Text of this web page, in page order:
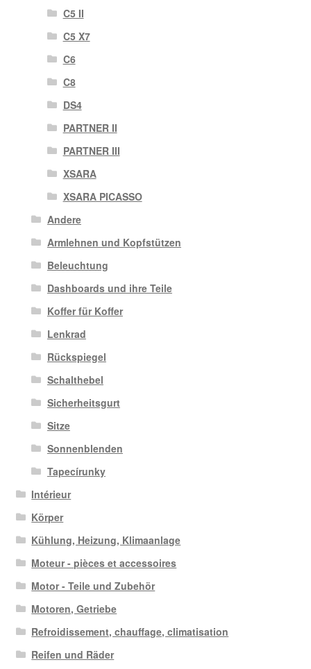
C5 II
C5 X7
C6
C8
DS4
PARTNER II
PARTNER III
XSARA
XSARA PICASSO
Andere
Armlehnen und Kopfstützen
Beleuchtung
Dashboards und ihre Teile
Koffer für Koffer
Lenkrad
Rückspiegel
Schalthebel
Sicherheitsgurt
Sitze
Sonnenblenden
Tapecírunky
Intérieur
Körper
Kühlung, Heizung, Klimaanlage
Moteur - pièces et accessoires
Motor - Teile und Zubehör
Motoren, Getriebe
Refroidissement, chauffage, climatisation
Reifen und Räder